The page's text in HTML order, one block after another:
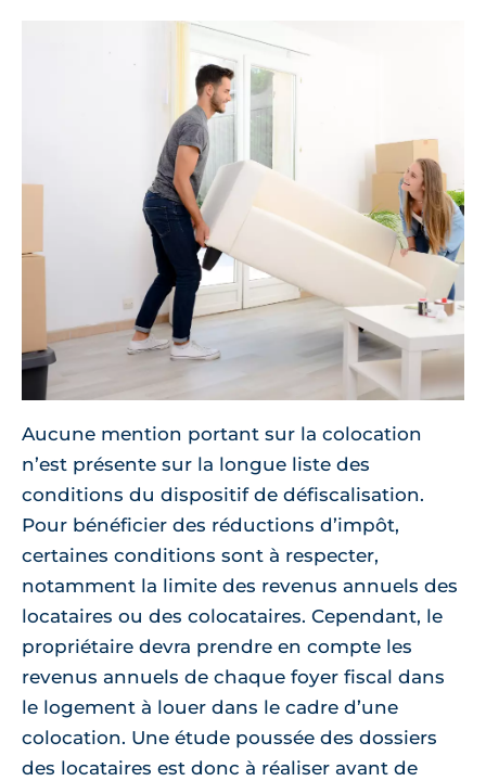
Aucune mention portant sur la colocation
n’est présente sur la longue liste des
conditions du dispositif de défiscalisation.
Pour bénéficier des réductions d’impôt,
certaines conditions sont à respecter,
notamment la limite des revenus annuels des
locataires ou des colocataires. Cependant, le
propriétaire devra prendre en compte les
revenus annuels de chaque foyer fiscal dans
le logement à louer dans le cadre d’une
colocation. Une étude poussée des dossiers
des locataires est donc à réaliser avant de